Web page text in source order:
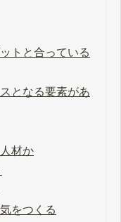
トと合っている
となる要素があ
材か
をつくる